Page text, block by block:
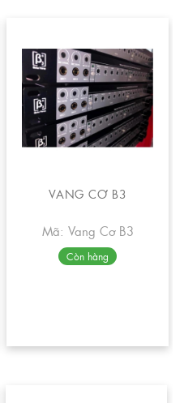
VANG CƠ B3
Mã: Vang Cơ B3
Còn hàng